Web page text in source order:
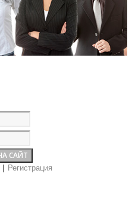
Регистрация